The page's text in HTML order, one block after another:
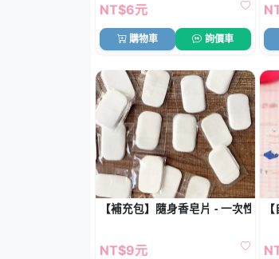
NT$6元
購物車 詢價車
【補充包】隨身香皂片 - 一次性肥
NT$9元